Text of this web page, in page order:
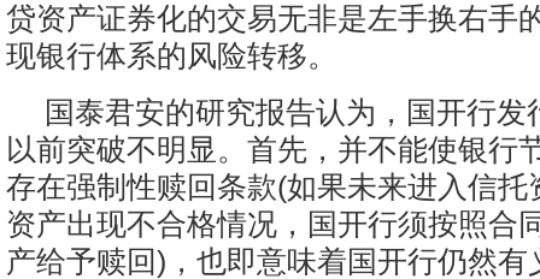
贷资产证券化的交易无非是左手换右手
现银行体系的风险转移。
国泰君安的研究报告认为，国开行发
以前突破不明显。首先，并不能使银行
存在强制性赎回条款(如果未来进入信托
资产出现不合格情况，国开行须按照合
产给予赎回)，也即意味着国开行仍然有